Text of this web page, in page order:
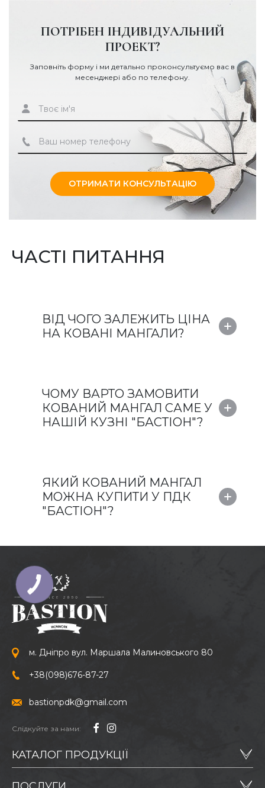
ПОТРІБЕН ІНДИВІДУАЛЬНИЙ
ПРОЕКТ?
Заповніть форму і ми детально проконсультуємо вас в
месенджері або по телефону.
ОТРИМАТИ КОНСУЛЬТАЦІЮ
ЧАСТІ ПИТАННЯ
ВІД ЧОГО ЗАЛЕЖИТЬ ЦІНА
НА КОВАНІ МАНГАЛИ?
ЧОМУ ВАРТО ЗАМОВИТИ
КОВАНИЙ МАНГАЛ САМЕ У
НАШІЙ КУЗНІ "БАСТІОН"?
ЯКИЙ КОВАНИЙ МАНГАЛ
МОЖНА КУПИТИ У ПДК
"БАСТІОН"?
м. Дніпро вул. Маршала Малиновського 80
+38(098)676-87-27
bastionpdk@gmail.com
Слідкуйте за нами:
КАТАЛОГ ПРОДУКЦІЇ